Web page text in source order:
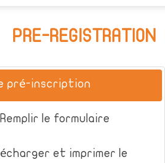
PRE-REGISTRATION
pré-inscription
Remplir le formulaire
et imprimer le